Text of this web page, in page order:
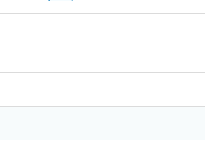
光学近似を用いた反射／透過の実測
型ロボットを使用した建設廃棄物の
の移動式水処理工法の開発 : 車載型
発